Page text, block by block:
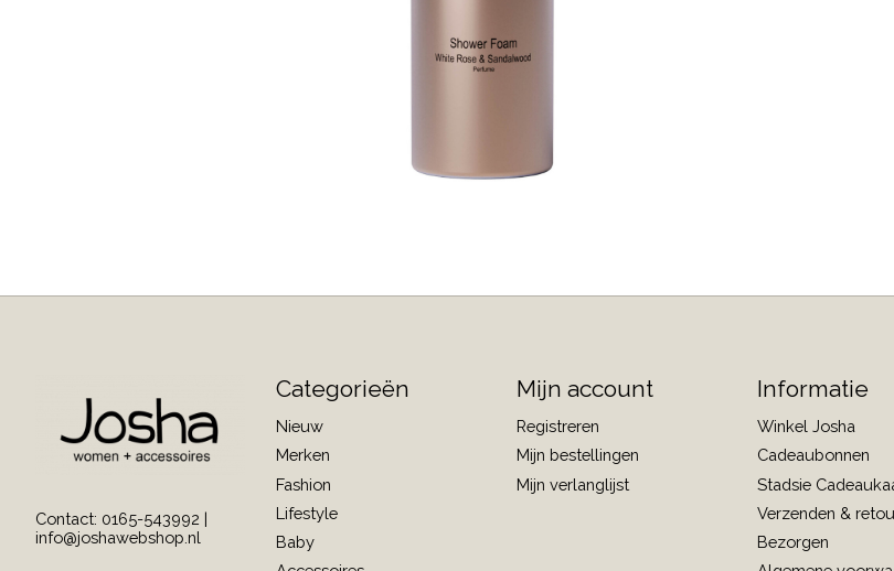
Contact: 0165-543992 |
info@joshawebshop.nl
Categorieën
Nieuw
Merken
Fashion
Lifestyle
Baby
Mijn account
Registreren
Mijn bestellingen
Mijn verlanglijst
Informatie
Winkel Josha
Cadeaubonnen
Stadsie
Verzenden &
Bezorgen